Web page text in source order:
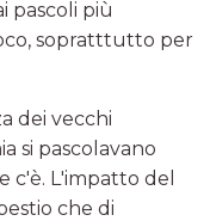
pascoli più
sopratttutto per
dei vecchi
si pascolavano
c'è. L'impatto del
che di